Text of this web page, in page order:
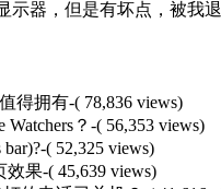
器，但是有坏点，被我
得拥有-( 78,836 views)
？ -( 56,353 views)
-( 52,325 views)
效果-( 45,639 views)